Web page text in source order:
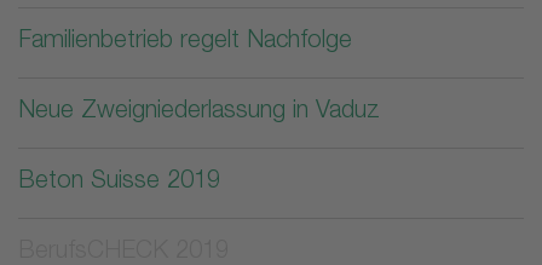
Familienbetrieb regelt Nachfolge
Neue Zweigniederlassung in Vaduz
Beton Suisse 2019